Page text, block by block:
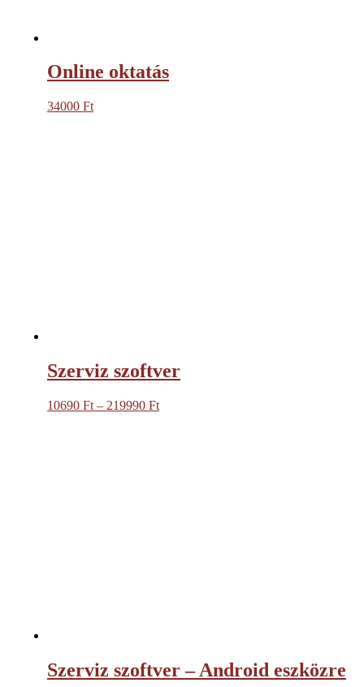
Online oktatás
34000 Ft
Szerviz szoftver
10690 Ft – 219990 Ft
Szerviz szoftver – Android eszközre